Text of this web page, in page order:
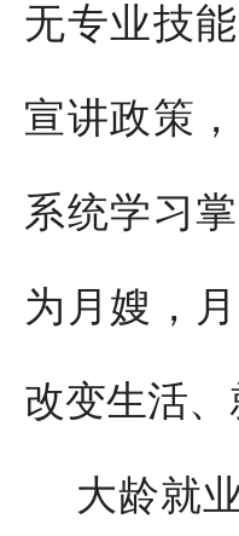
无专业技
宣讲政策
系统学习
为月嫂，
改变生活、
大龄就